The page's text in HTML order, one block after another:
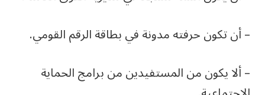
– أن تكون حرفته مدونة في بطاقة الرقم القومي.
– ألا يكون من المستفيدين من برامج الحماية